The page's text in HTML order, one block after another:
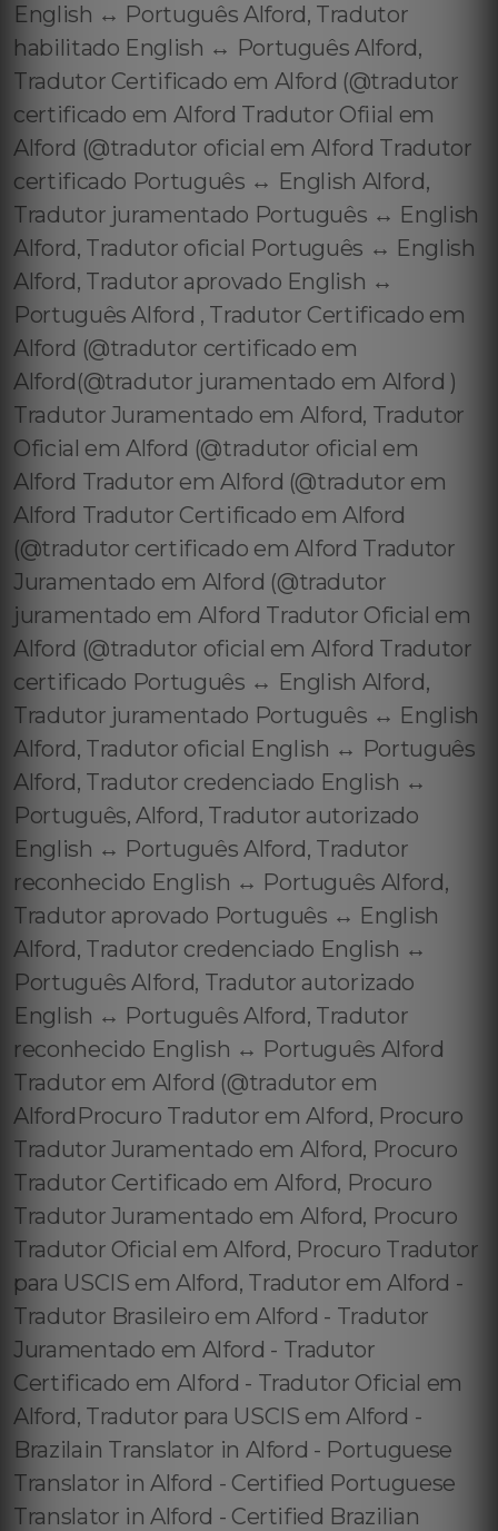
English ↔️ Português Alford, Tradutor
habilitado English ↔️ Português Alford,
Tradutor Certificado em Alford (@tradutor
certificado em Alford Tradutor Ofiial em
Alford (@tradutor oficial em Alford Tradutor
certificado Português ↔️ English Alford,
Tradutor juramentado Português ↔️ English
Alford, Tradutor oficial Português ↔️ English
Alford, Tradutor aprovado English ↔️
Português Alford , Tradutor Certificado em
Alford (@tradutor certificado em
Alford(@tradutor juramentado em Alford )
Tradutor Juramentado em Alford, Tradutor
Oficial em Alford (@tradutor oficial em
Alford Tradutor em Alford (@tradutor em
Alford Tradutor Certificado em Alford
(@tradutor certificado em Alford Tradutor
Juramentado em Alford (@tradutor
juramentado em Alford Tradutor Oficial em
Alford (@tradutor oficial em Alford Tradutor
certificado Português ↔️ English Alford,
Tradutor juramentado Português ↔️ English
Alford, Tradutor oficial English ↔️ Português
Alford, Tradutor credenciado English ↔️
Português, Alford, Tradutor autorizado
English ↔️ Português Alford, Tradutor
reconhecido English ↔️ Português Alford,
Tradutor aprovado Português ↔️ English
Alford, Tradutor credenciado English ↔️
Português Alford, Tradutor autorizado
English ↔️ Português Alford, Tradutor
reconhecido English ↔️ Português Alford
Tradutor em Alford (@tradutor em
AlfordProcuro Tradutor em Alford, Procuro
Tradutor Juramentado em Alford, Procuro
Tradutor Certificado em Alford, Procuro
Tradutor Juramentado em Alford, Procuro
Tradutor Oficial em Alford, Procuro Tradutor
para USCIS em Alford, Tradutor em Alford -
Tradutor Brasileiro em Alford - Tradutor
Juramentado em Alford - Tradutor
Certificado em Alford - Tradutor Oficial em
Alford, Tradutor para USCIS em Alford -
Brazilain Translator in Alford - Portuguese
Translator in Alford - Certified Portuguese
Translator in Alford - Certified Brazilian